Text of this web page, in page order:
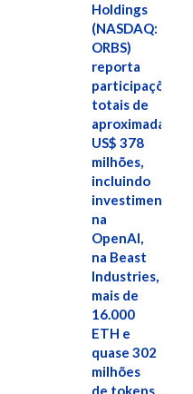
Holdings
(NASDAQ:
ORBS)
reporta
participações
totais de
US$ 378
milhões,
incluindo
investimentos
na
OpenAI,
na Beast
Industries,
mais de
16.000
ETH e
quase 302
milhões
de tokens